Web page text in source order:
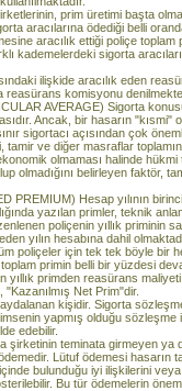
prim üretimi başta
aracılarına ödediği belli
aracılık ettiği poliçe
kademelerdeki sigorta
ilişkide aracılık eden
komisyonu
AVERAGE) Sigorta
Ancak, bir hasarın "kısmi"
sigortacı açısından çok
tamir ve diğer masraflar
olmaması halinde hükmi
olmadığını belirleyen faktör,
PREMIUM) Hesap yılının
yazılan primler, teknik
poliçenin yıllık priminin
yılın hesabına dahil
poliçeler için tek tek böyle bir
primin belli bir yüzdesi
yıllık primden reasürans
"Kazanılmış Net Prim"dir.
kişidir. Sigorta
yapmış olduğu
edebilir.
şirketinin teminata girmeyen ya
Lütuf ödemesi hasarın
bulunduğu iyi ilişkilerini
Bu tür ödemelerin